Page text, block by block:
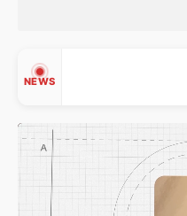
NEWS
韓股最壞時期已過？大
至2個月低
「白海豚」雨炸新北！
損最多
白海豚挾豪雨狂炸新北
砸落毀車